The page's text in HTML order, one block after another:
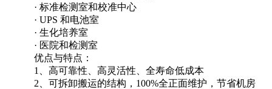
· 标准检测室和校准中心
· UPS 和电池室
· 生化培养室
· 医院和检测室
优点与特点：
1、高可靠性、高灵活性、全寿命低成本
2、可拆卸搬运的结构，100%全正面维护，节省机房